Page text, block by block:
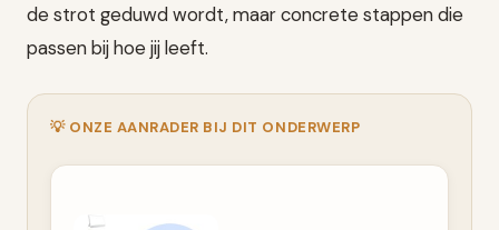
de strot geduwd wordt, maar concrete stappen die
passen bij hoe jij leeft.
💡 ONZE AANRADER BIJ DIT ONDERWERP